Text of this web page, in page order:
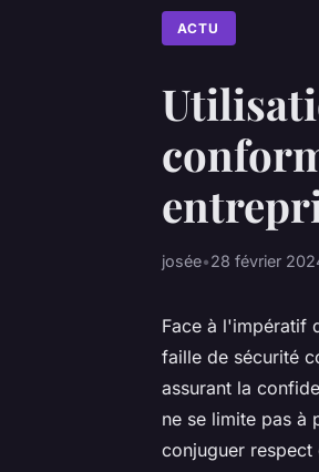
ACTU
josée•28 février
Face à l'impératif
faille de sécurité
assurant la
ne se limite pas à
conjuguer